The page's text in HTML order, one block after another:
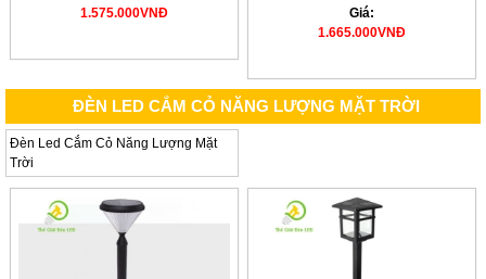
1.575.000VNĐ
Giá:
1.665.000VNĐ
ĐÈN LED CẮM CỎ NĂNG LƯỢNG MẶT TRỜI
Đèn Led Cắm Cỏ Năng Lượng Mặt
Trời